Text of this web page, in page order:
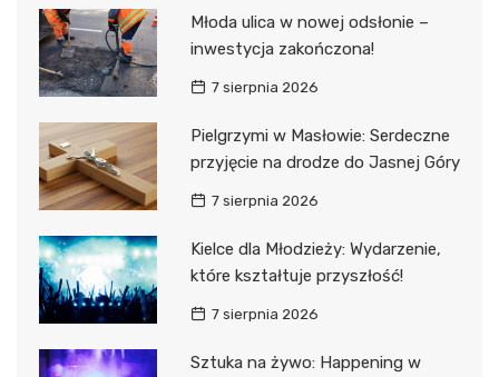
Młoda ulica w nowej odsłonie –
inwestycja zakończona!
7 sierpnia 2026
Pielgrzymi w Masłowie: Serdeczne
przyjęcie na drodze do Jasnej Góry
7 sierpnia 2026
Kielce dla Młodzieży: Wydarzenie,
które kształtuje przyszłość!
7 sierpnia 2026
Sztuka na żywo: Happening w